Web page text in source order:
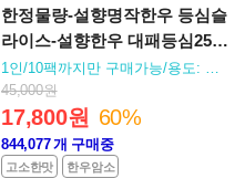
한정물량-설향명작한우 등심슬
라이스-설향한우 대패등심250
g팩
1인/10팩까지만 구매가능/용도: 구
이,육전,불고기
45,000원
17,800원 60%
844,077개 구매중
고소한맛 한우암소